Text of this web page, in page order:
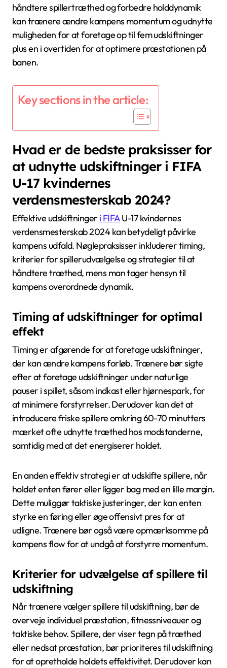
håndtere spillertræthed og forbedre holddynamik
kan trænere ændre kampens momentum og udnytte
muligheden for at foretage op til fem udskiftninger
plus en i overtiden for at optimere præstationen på
banen.
Key sections in the article:
Hvad er de bedste praksisser for
at udnytte udskiftninger i FIFA
U-17 kvindernes
verdensmesterskab 2024?
Effektive udskiftninger i FIFAU-17 kvindernes
verdensmesterskab 2024 kan betydeligt påvirke
kampens udfald. Nøglepraksisser inkluderer timing,
kriterier for spillerudvælgelse og strategier til at
håndtere træthed, mens man tager hensyn til
kampens overordnede dynamik.
Timing af udskiftninger for optimal
effekt
Timing er afgørende for at foretage udskiftninger,
der kan ændre kampens forløb. Trænere bør sigte
efter at foretage udskiftninger under naturlige
pauser i spillet, såsom indkast eller hjørnespark, for
at minimere forstyrrelser. Derudover kan det at
introducere friske spillere omkring 60-70 minutters
mærket ofte udnytte træthed hos modstanderne,
samtidig med at det energiserer holdet.
En anden effektiv strategi er at udskifte spillere, når
holdet enten fører eller ligger bag med en lille margin.
Dette muliggør taktiske justeringer, der kan enten
styrke en føring eller øge offensivt pres for at
udligne. Trænere bør også være opmærksomme på
kampens flow for at undgå at forstyrre momentum.
Kriterier for udvælgelse af spillere til
udskiftning
Når trænere vælger spillere til udskiftning, bør de
overveje individuel præstation, fitnessniveauer og
taktiske behov. Spillere, der viser tegn på træthed
eller nedsat præstation, bør prioriteres til udskiftning
for at opretholde holdets effektivitet. Derudover kan